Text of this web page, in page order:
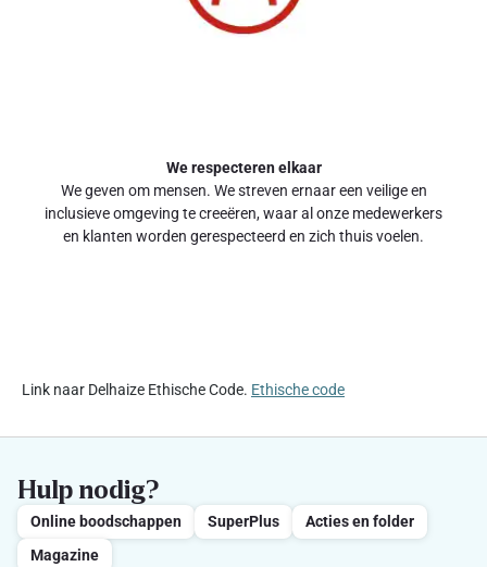
We respecteren elkaar
We geven om mensen. We streven ernaar een veilige en
inclusieve omgeving te creeëren, waar al onze medewerkers
en klanten worden gerespecteerd en zich thuis voelen.
Link naar Delhaize Ethische Code. Ethische code
Hulp nodig?
Online boodschappen SuperPlus
Acties en folder
Magazine